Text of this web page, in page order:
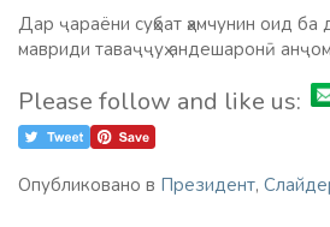
Дар ҷараёни суҳбат ҳамчунин оид ба
мавриди таваҷҷуҳ андешаронӣ
Please follow and like us:
Опубликовано в Президент,